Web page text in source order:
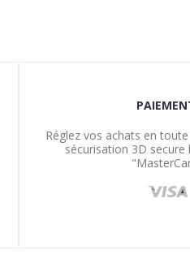
Réglez vos achats en
sécurisation 3D secure